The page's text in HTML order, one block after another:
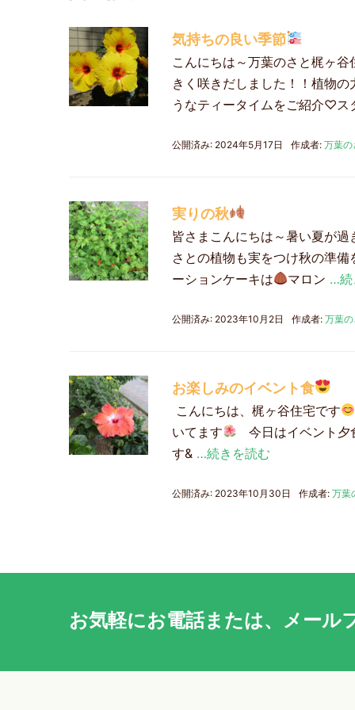
気持ちの良い季節
こんにちは～万葉のさと梶ヶ
きく咲きだしました！！植物
うなティータイムをご紹介♡
公開済み: 2024年5月17日 作成者: 万葉の
実りの秋
皆さまこんにちは～暑い夏が
さとの植物も実をつけ秋の準
ーションケーキは
マロン …続
公開済み: 2023年10月2日 作成者: 万葉
お楽しみのイベント食
こんにちは、梶ヶ谷住宅です
いてます
今日はイベント夕
す& …続きを読む
公開済み: 2023年10月30日 作成者: 万葉
お気軽にお電話または、 メール